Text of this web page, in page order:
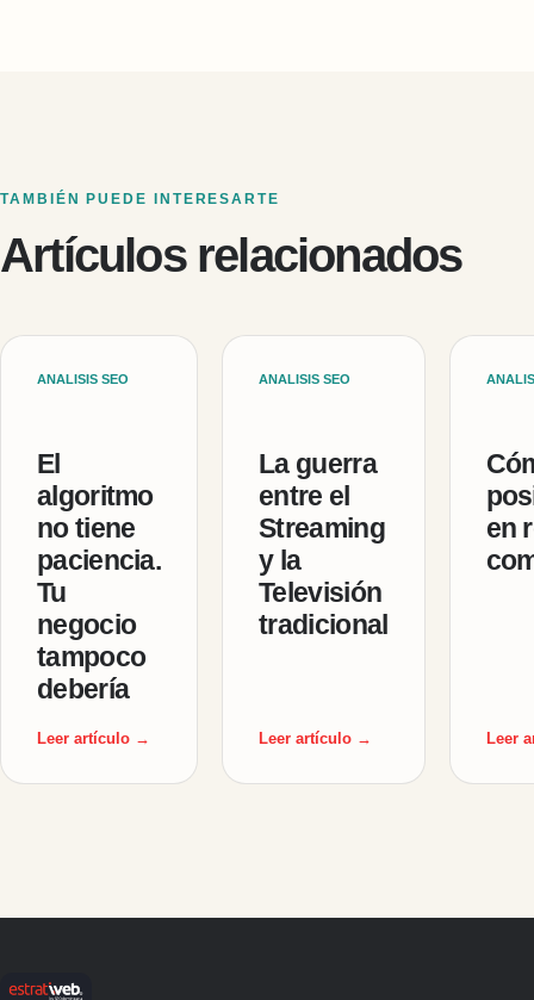
TAMBIÉN PUEDE INTERESARTE
Artículos relacionados
ANALISIS SEO
El
algoritmo
no tiene
paciencia.
Tu
negocio
tampoco
debería
Leer artículo →
ANALISIS SEO
La guerra
entre el
Streaming
y la
Televisión
tradicional
Leer artículo →
en
Leer